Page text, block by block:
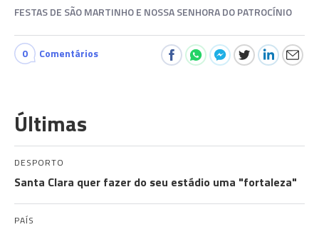
FESTAS DE SÃO MARTINHO E NOSSA SENHORA DO PATROCÍNIO
0 Comentários
Últimas
DESPORTO
Santa Clara quer fazer do seu estádio uma "fortaleza"
PAÍS